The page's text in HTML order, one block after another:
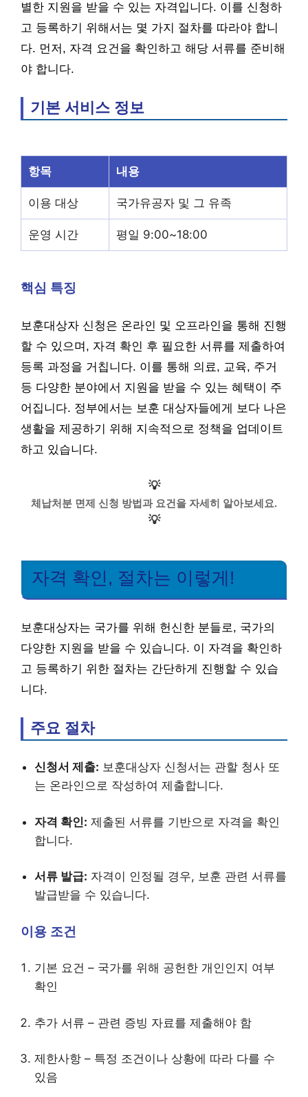
별한 지원을 받을 수 있는 자격입니다. 이를 신청하
고 등록하기 위해서는 몇 가지 절차를 따라야 합니
다. 먼저, 자격 요건을 확인하고 해당 서류를 준비해
야 합니다.
기본 서비스 정보
항목 내용
이용 대상 국가유공자 및 그 유족
운영 시간 평일 9:00~18:00
핵심 특징
보훈대상자 신청은 온라인 및 오프라인을 통해 진행
할 수 있으며, 자격 확인 후 필요한 서류를 제출하여
등록 과정을 거칩니다. 이를 통해 의료, 교육, 주거
등 다양한 분야에서 지원을 받을 수 있는 혜택이 주
어집니다. 정부에서는 보훈 대상자들에게 보다 나은
생활을 제공하기 위해 지속적으로 정책을 업데이트
하고 있습니다.
💡
체납처분 면제 신청 방법과 요건을 자세히 알아보세요.
💡
자격 확인, 절차는 이렇게!
보훈대상자는 국가를 위해 헌신한 분들로, 국가의
다양한 지원을 받을 수 있습니다. 이 자격을 확인하
고 등록하기 위한 절차는 간단하게 진행할 수 있습
니다.
주요 절차
신청서 제출: 보훈대상자 신청서는 관할 청사 또
는 온라인으로 작성하여 제출합니다.
자격 확인: 제출된 서류를 기반으로 자격을 확인
합니다.
서류 발급: 자격이 인정될 경우, 보훈 관련 서류를
발급받을 수 있습니다.
이용 조건
기본 요건 – 국가를 위해 공헌한 개인인지 여부
확인
추가 서류 – 관련 증빙 자료를 제출해야 함
제한사항 – 특정 조건이나 상황에 따라 다를 수
있음